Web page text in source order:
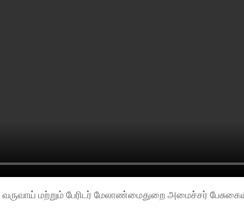
மற்றும் பேரிடர் மேலாண்மைதுறை அமைச்சர்